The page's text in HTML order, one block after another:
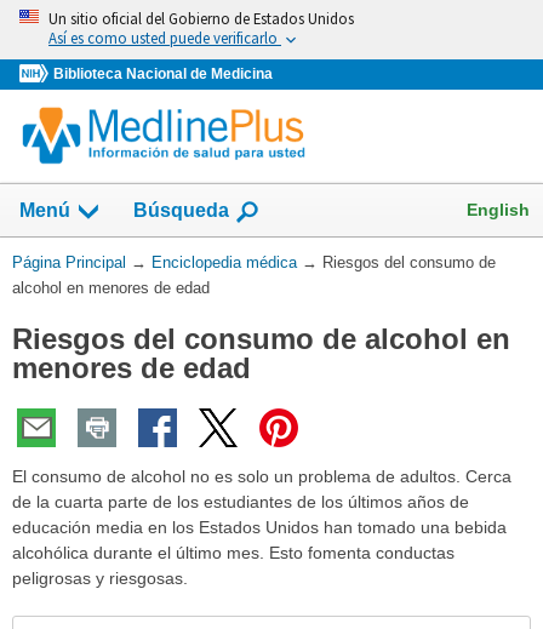
Omita
vaya
al
Contenido
Un sitio oficial del Gobierno de Estados Unidos
Así es como usted puede verificarlo
Biblioteca Nacional de Medicina
Menú Búsqueda English
Usted
está
Página Principal → Enciclopedia médica → Riesgos del consumo de
alcohol en menores de edad
Riesgos del consumo de alcohol en
menores de edad
El consumo de alcohol no es solo un problema de adultos. Cerca
de la cuarta parte de los estudiantes de los últimos años de
educación media en los Estados Unidos han tomado una bebida
alcohólica durante el último mes. Esto fomenta conductas
peligrosas y riesgosas.